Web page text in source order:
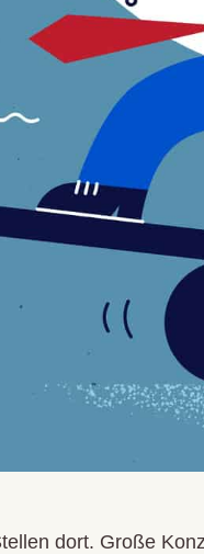
dort. Große